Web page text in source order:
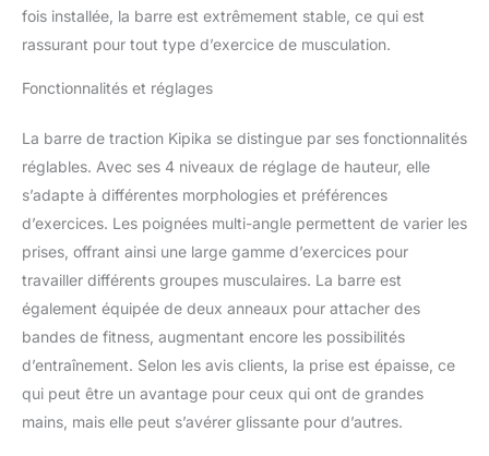
traction est livrée avec 2
anneaux solides des
des sangles de
suspension, des cordes
d'entraînement, des
sangles de yoga ou des
pouvez créer votre
propre circuit
d'entraînement
personnalisé et passer
d'un exercice à l'autre en
toute simplicité. 💯【Easy
To Install And Use】
Cette barre de traction
fois installée, la barre est extrêmement stable, ce qui est
rassurant pour tout type d’exercice de musculation.
Fonctionnalités et réglages
La barre de traction Kipika se distingue par ses fonctionnalités
réglables. Avec ses 4 niveaux de réglage de hauteur, elle
s’adapte à différentes morphologies et préférences
d’exercices. Les poignées multi-angle permettent de varier les
prises, offrant ainsi une large gamme d’exercices pour
travailler différents groupes musculaires. La barre est
également équipée de deux anneaux pour attacher des
bandes de fitness, augmentant encore les possibilités
d’entraînement. Selon les avis clients, la prise est épaisse, ce
qui peut être un avantage pour ceux qui ont de grandes
mains, mais elle peut s’avérer glissante pour d’autres.